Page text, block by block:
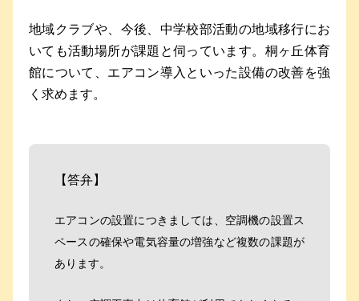
地域クラブや、今後、中学校部活動の地域移行にお
いても活動場所が課題と伺っています。桐ヶ丘体育
館について、エアコン導入といった設備の改善を強
く求めます。
【答弁】
エアコンの設置につきましては、空調機の設置ス
ペースの確保や電気容量の増強など複数の課題が
あります。